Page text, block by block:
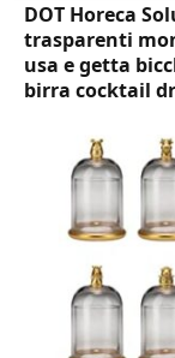
DOT Horeca
trasparenti
usa e getta
birra cocktail